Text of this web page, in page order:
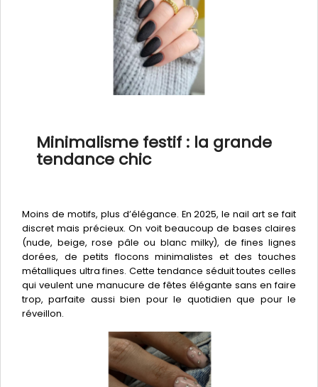
Minimalisme festif : la grande
tendance chic
Moins de motifs, plus d’élégance. En 2025, le nail art se fait
discret mais précieux. On voit beaucoup de bases claires
(nude, beige, rose pâle ou blanc milky), de fines lignes
dorées, de petits flocons minimalistes et des touches
métalliques ultra fines. Cette tendance séduit toutes celles
qui veulent une manucure de fêtes élégante sans en faire
trop, parfaite aussi bien pour le quotidien que pour le
réveillon.